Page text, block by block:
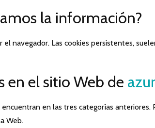
la información?
navegador. Las cookies persistentes,
en el sitio Web de
en las tres categorías anteriores.
Web.